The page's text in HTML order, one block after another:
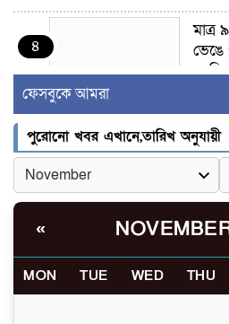
৪
মাত্র
কেজি
৫
লক্ষ্য
ভোরে
দেখে
ফেসবুকে আমরা
পুরোনো খবর এখানে,তারিখ অনুযায়ী
«
MON TUE WED THU